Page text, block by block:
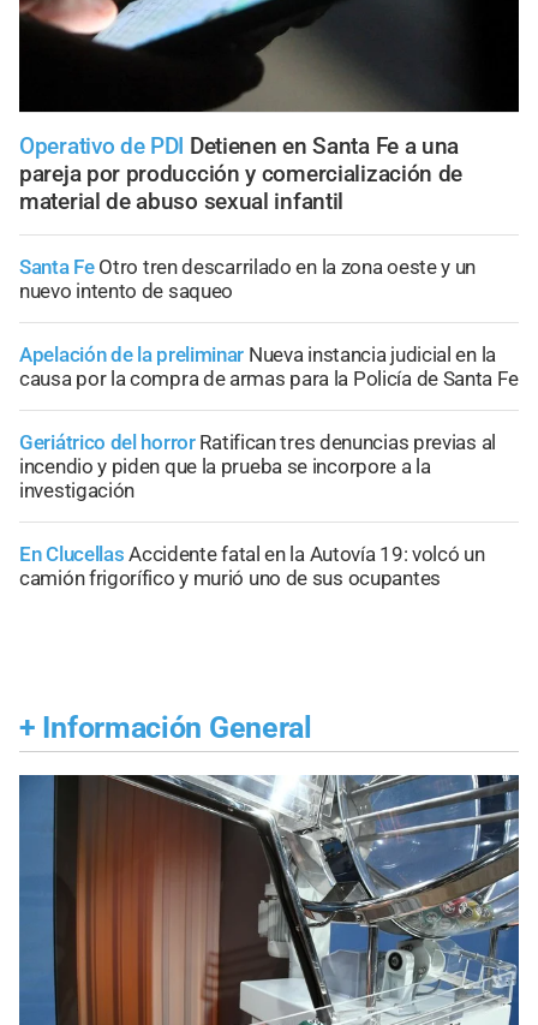
Operativo de PDI Detienen en Santa Fe a una
pareja por producción y comercialización de
material de abuso sexual infantil
Santa Fe Otro tren descarrilado en la zona oeste y un
nuevo intento de saqueo
Apelación de la preliminar Nueva instancia judicial en la
causa por la compra de armas para la Policía de Santa Fe
Geriátrico del horror Ratifican tres denuncias previas al
incendio y piden que la prueba se incorpore a la
investigación
En Clucellas Accidente fatal en la Autovía 19: volcó un
camión frigorífico y murió uno de sus ocupantes
+ Información General